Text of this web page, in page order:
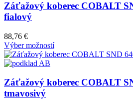
Záťažový koberec COBALT
fialový
88,76 €
Výber možností
Záťažový koberec COBALT
tmavosivý